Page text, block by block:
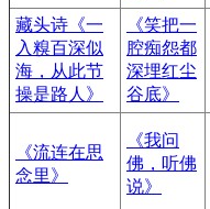
藏头诗《一
入糗百深似
海，从此节
操是路人》
《笑把一
腔痴怨都
深埋红尘
谷底》
《流连在思
念里》
《我问
佛，听佛
说》